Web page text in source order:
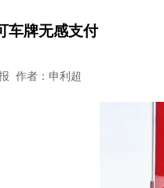
车牌无感支付